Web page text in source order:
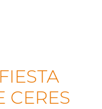
CERES